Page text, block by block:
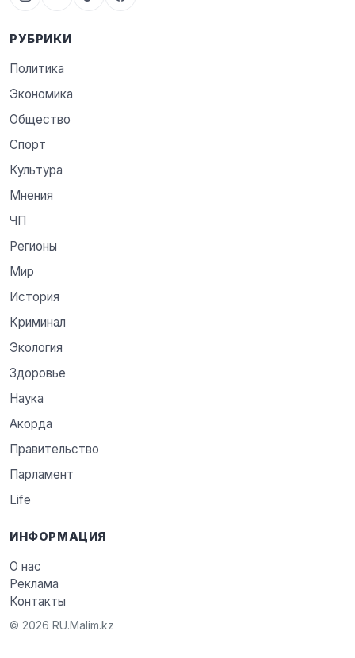
РУБРИКИ
Политика
Экономика
Общество
Спорт
Культура
Мнения
ЧП
Регионы
Мир
История
Криминал
Экология
Здоровье
Наука
Акорда
Правительство
Парламент
Life
ИНФОРМАЦИЯ
О нас
Реклама
Контакты
© 2026 RU.Malim.kz